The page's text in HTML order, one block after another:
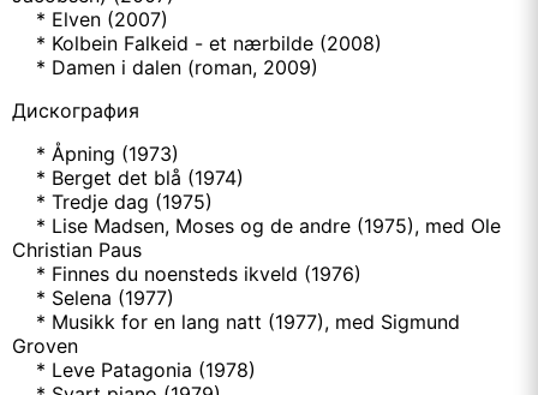
* Elven (2007)
* Kolbein Falkeid - et nærbilde (2008)
* Damen i dalen (roman, 2009)
Дискография
* Åpning (1973)
* Berget det blå (1974)
* Tredje dag (1975)
* Lise Madsen, Moses og de andre (1975), med Ole
Christian Paus
* Finnes du noensteds ikveld (1976)
* Selena (1977)
* Musikk for en lang natt (1977), med Sigmund
Groven
* Leve Patagonia (1978)